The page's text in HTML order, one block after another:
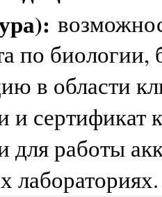
по
в области
и сертификат
для работы
лабораториях.